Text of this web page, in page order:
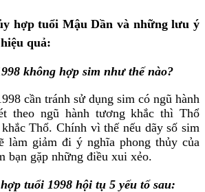
hợp tuổi Mậu Dần và những lưu ý
quả:
không hợp sim như thế nào?
cần tránh sử dụng sim có ngũ hành
theo ngũ hành tương khắc thì Thổ
Thổ. Chính vì thế nếu dãy số sim
làm giảm đi ý nghĩa phong thủy của
bạn gặp những điều xui xẻo.
tuổi 1998 hội tụ 5 yếu tố sau: